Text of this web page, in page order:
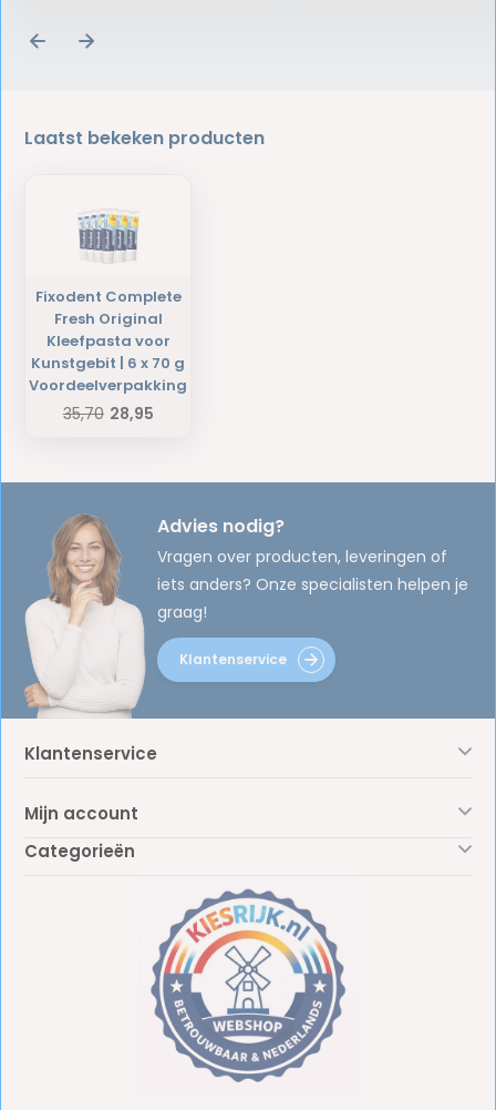
Laatst bekeken producten
Fixodent Complete
Fresh Original
Kleefpasta voor
Kunstgebit | 6 x 70 g
Voordeelverpakking
35,70 28,95
Advies nodig?
Vragen over producten, leveringen of
iets anders? Onze specialisten helpen je
graag!
Klantenservice
Klantenservice
Mijn account
Categorieën